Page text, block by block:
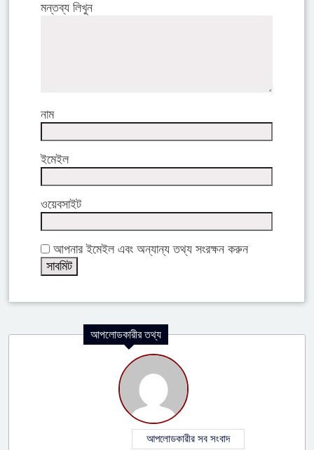
মন্তব্য লিখুন
নাম
ইমেইল
ওয়েবসাইট
আপনার ইমেইল এবং অন্যান্য তথ্য সংরক্ষন করুন
আপলোডকারীর তথ্য
আপলোডকারীর সব সংবাদ